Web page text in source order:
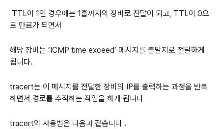
TTL이 1인 경우에는 1홉까지의 장비로 전달이 되고, TTL이 0으
로 만료가 되면서
해당 장비는 ‘ICMP time exceed’ 메시지를 출발지로 전달하게
됩니다.
tracert는 이 메시지를 전달한 장비의 IP를 출력하는 과정을 반복
하면서 경로를 추적하는 작업을 하게 됩니다
tracert의 사용법은 다음과 같습니다 .